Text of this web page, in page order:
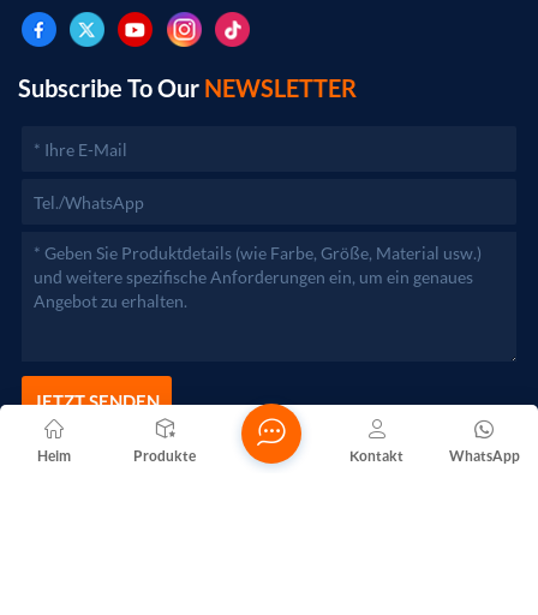
genehmigungspflichtigen Projekten dürfen die
Geschäftstätigkeiten erst nach Genehmigung durch die
zuständigen Behörden aufgenommen werden.)
Subscribe To Our NEWSLETTER
JETZT SENDEN
Heim Produkte WhatsApp
Kontakt